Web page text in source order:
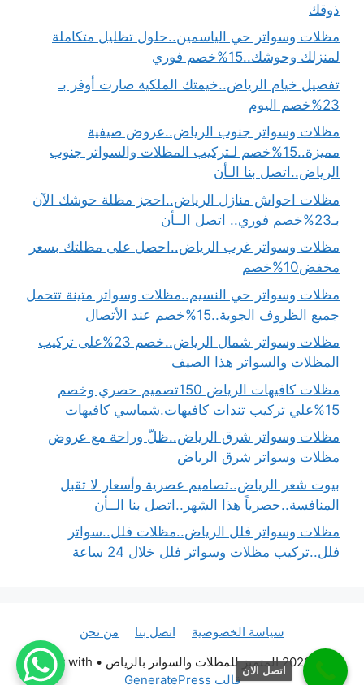
ذوقك
مظلات وسواتر حي الياسمين..حلول تظليل متكاملة
لمنزلك وحوشك..15%خصم فوري
تفصيل خيام الرياض..خيمتك الملكية صارت أوفر بـ
23%خصم اليوم
مظلات وسواتر جنوب الرياض..عروض صيفية
مميزة..15%خصم لـتركيب المظلات والسواتر جنوب
الرياض..اتصل بنا الـأن
مظلات احواش منازل الرياض..احجز مظلة حوشك الآن
بـ23%خصم فوري.. اتصل الــأن
مظلات وسواتر غرب الرياض..احصل على مظلتك بسعر
مخفض10%خصم
مظلات وسواتر حي النسيم..مظلات وسواتر متينة تتحمل
جميع الظروف الجوية..15%خصم عند الأتصال
مظلات وسواتر شمال الرياض..خصم 23%على تركيب
المظلات والسواتر هذا الصيف
مظلات كافيهات الرياض 150تصميم حصري وخصم
15%علي تركيب تندات كافيهات.شماسي كافيهات
مظلات وسواتر شرق الرياض..ظلّ وراحة مع عروض
مظلات وسواتر شرق الرياض
بيوت شعر الرياض..تصاميم عصرية وأسعار لا تقبل
المنافسة..حصرياً هذا الشهر..اتصل بنا الــأن
مظلات وسواتر فلل الرياض..مظلات فلل..سواتر
فلل..تركيب مظلات وسواتر فلل خلال 24 ساعة
سياسة الخصوصية اتصل بنا
من نحن
• Built with
قالب GeneratePress
اتصل الان